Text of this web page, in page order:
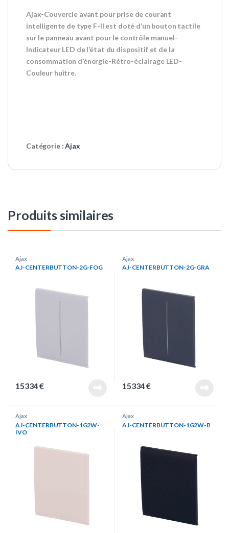
Ajax-Couvercle avant pour prise de courant
intelligente de type F-Il est doté d’un bouton tactile
sur le panneau avant pour le contrôle manuel-
Indicateur LED de l’état du dispositif et de la
consommation d’énergie-Rétro-éclairage LED-
Couleur huître.
Catégorie :Ajax
Produits similaires
Ajax
AJ-CENTERBUTTON-2G-FOG
15334€
Ajax
AJ-CENTERBUTTON-2G-GRA
15334€
Ajax
AJ-CENTERBUTTON-1G2W-
IVO
Ajax
AJ-CENTERBUTTON-1G2W-B